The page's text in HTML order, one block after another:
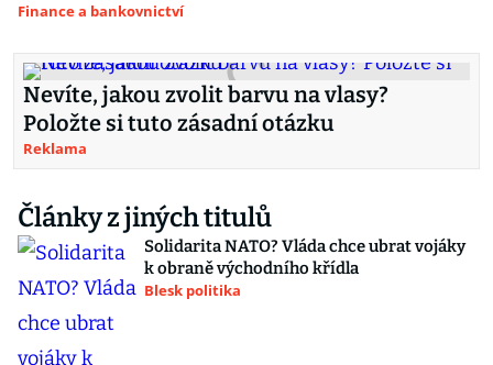
Finance a bankovnictví
Nevíte, jakou zvolit barvu na vlasy?
Položte si tuto zásadní otázku
Reklama
Články z jiných titulů
Solidarita NATO? Vláda chce ubrat vojáky
k obraně východního křídla
Blesk politika